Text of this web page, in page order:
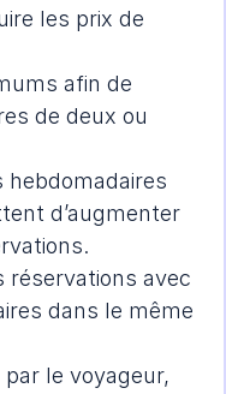
les prix de
afin de
de deux ou
hebdomadaires
d’augmenter
réservations avec
dans le même
le voyageur,